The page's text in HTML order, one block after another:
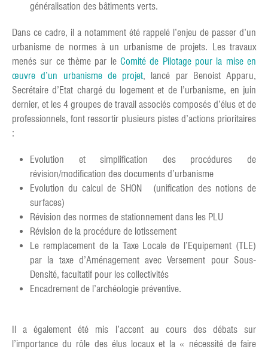
généralisation des bâtiments verts.
Dans ce cadre, il a notamment été rappelé l’enjeu de passer d’un
urbanisme de normes à un urbanisme de projets. Les travaux
menés sur ce thème par le Comité de Pilotage pour la mise en
œuvre d’un urbanisme de projet, lancé par Benoist Apparu,
Secrétaire d’Etat chargé du logement et de l’urbanisme, en juin
dernier, et les 4 groupes de travail associés composés d’élus et de
professionnels, font ressortir plusieurs pistes d’actions prioritaires
:
Evolution et simplification des procédures de
révision/modification des documents d’urbanisme
Evolution du calcul de SHON (unification des notions de
surfaces)
Révision des normes de stationnement dans les PLU
Révision de la procédure de lotissement
Le remplacement de la Taxe Locale de l’Equipement (TLE)
par la taxe d’Aménagement avec Versement pour Sous-
Densité, facultatif pour les collectivités
Encadrement de l’archéologie préventive.
Il a également été mis l’accent au cours des débats sur
l’importance du rôle des élus locaux et la « nécessité de faire